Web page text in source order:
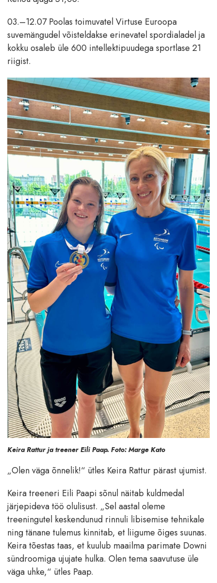
03.–12.07 Poolas toimuvatel Virtuse Euroopa
suvemängudel võisteldakse erinevatel spordialadel ja
kokku osaleb üle 600 intellektipuudega sportlase 21
riigist.
Keira Rattur ja treener Eili Paap. Foto: Marge Kato
„Olen väga õnnelik!“ ütles Keira Rattur pärast ujumist.
Keira treeneri Eili Paapi sõnul näitab kuldmedal
järjepideva töö olulisust. „Sel aastal oleme
treeningutel keskendunud rinnuli libisemise tehnikale
ning tänane tulemus kinnitab, et liigume õiges suunas.
Keira tõestas taas, et kuulub maailma parimate Downi
sündroomiga ujujate hulka. Olen tema saavutuse üle
väga uhke,“ ütles Paap.